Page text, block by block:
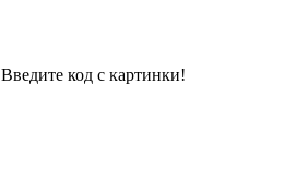
Введите код с картинки!